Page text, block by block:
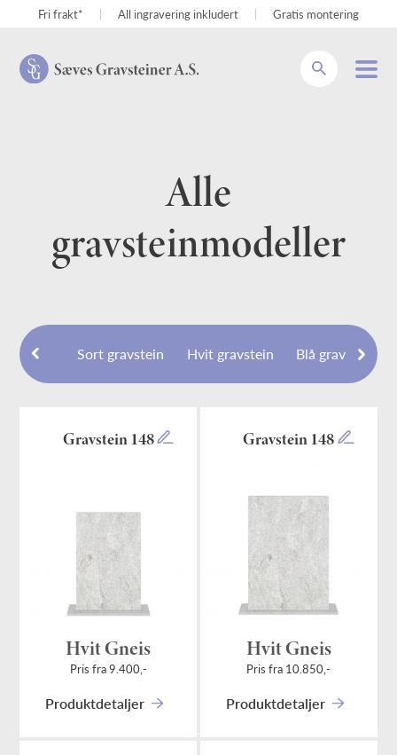
Fri frakt* All ingravering inkludert Gratis montering
Alle
gravsteinmodeller
Sort gravstein Hvit gravstein Blå gravstein
Gravstein 148
Hvit Gneis
Pris fra 9.400,-
Produktdetaljer
Gravstein 148
Hvit Gneis
Pris fra 10.850,-
Produktdetaljer